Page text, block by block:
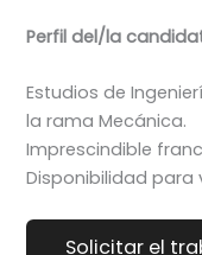
Perfil del/la
Estudios de
la rama Mecánica.
Imprescindible
Disponibilidad para